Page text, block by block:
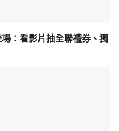
：看影片抽全聯禮券、獨